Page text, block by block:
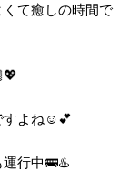
て癒しの時間で
すよね☺️💕
運行中🚌♨️